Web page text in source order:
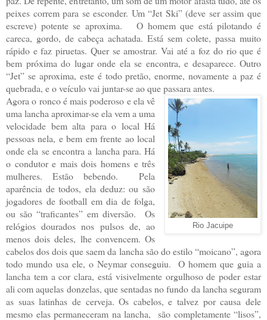
peixes correm para se esconder. Um “Jet Ski” (deve ser assim que
escreve) potente se aproxima. O homem que está pilotando é
careca, gordo, de cabeça achatada. Está sem colete, passa muito
rápido e faz piruetas. Quer se amostrar. Vai até a foz do rio que é
bem próxima do lugar onde ela se encontra, e desaparece. Outro
“Jet” se aproxima, este é todo pretão, enorme, novamente a paz é
quebrada, e o veículo vai juntar-se ao que passara antes.
Rio Jacuipe
Agora o ronco é mais poderoso e ela vê
uma lancha aproximar-se ela vem a uma
velocidade bem alta para o local Há
pessoas nela, e bem em frente ao local
onde ela se encontra a lancha para. Há
o condutor e mais dois homens e três
mulheres. Estão bebendo. Pela
aparência de todos, ela deduz: ou são
jogadores de football em dia de folga,
ou são “traficantes” em diversão. Os
relógios dourados nos pulsos de, ao
menos dois deles, lhe convencem. Os
cabelos dos dois que saem da lancha são do estilo “moicano”, agora
todo mundo usa ele, o Neymar conseguiu. O homem que guia a
lancha tem a cor clara, está visivelmente orgulhoso de poder estar
ali com aquelas donzelas, que sentadas no fundo da lancha seguram
as suas latinhas de cerveja. Os cabelos, e talvez por causa dele
mesmo elas permaneceram na lancha, são completamente “lisos”,